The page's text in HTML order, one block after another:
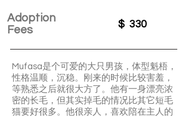
Adoption
Fees
$ 330
Mufasa是个可爱的大只男孩，体型魁梧，
性格温顺，沉稳。刚来的时候比较害羞，
等熟悉之后就很大方了。他有一身漂亮浓
密的长毛，但其实掉毛的情况比其它短毛
猫要好很多。他很亲人，喜欢陪在主人的